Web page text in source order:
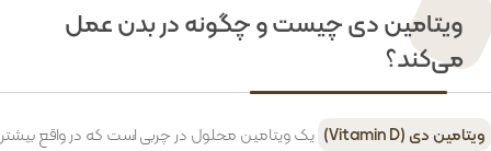
ویتامین دی چیست و چگونه در بدن عمل
می‌کند؟
ویتامین دی (Vitamin D)
یک ویتامین محلول در چربی است که در واقع بیشتر